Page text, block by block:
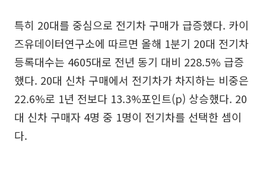
특히 20대를 중심으로 전기차 구매가 급증했다. 카이
즈유데이터연구소에 따르면 올해 1분기 20대 전기차
등록대수는 4605대로 전년 동기 대비 228.5% 급증
했다. 20대 신차 구매에서 전기차가 차지하는 비중은
22.6%로 1년 전보다 13.3%포인트(p) 상승했다. 20
대 신차 구매자 4명 중 1명이 전기차를 선택한 셈이
다.